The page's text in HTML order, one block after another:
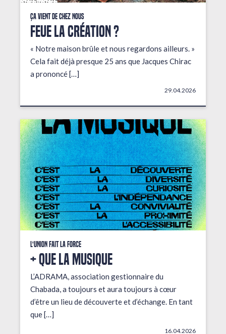
Ça vient de chez nous
FEUE LA CRÉATION ?
« Notre maison brûle et nous regardons ailleurs. »
Cela fait déjà presque 25 ans que Jacques Chirac
a prononcé […]
29.04.2026
L'union fait la force
+ que la musique
L’ADRAMA, association gestionnaire du
Chabada, a toujours et aura toujours à cœur
d’être un lieu de découverte et d’échange. En tant
que […]
16.04.2026